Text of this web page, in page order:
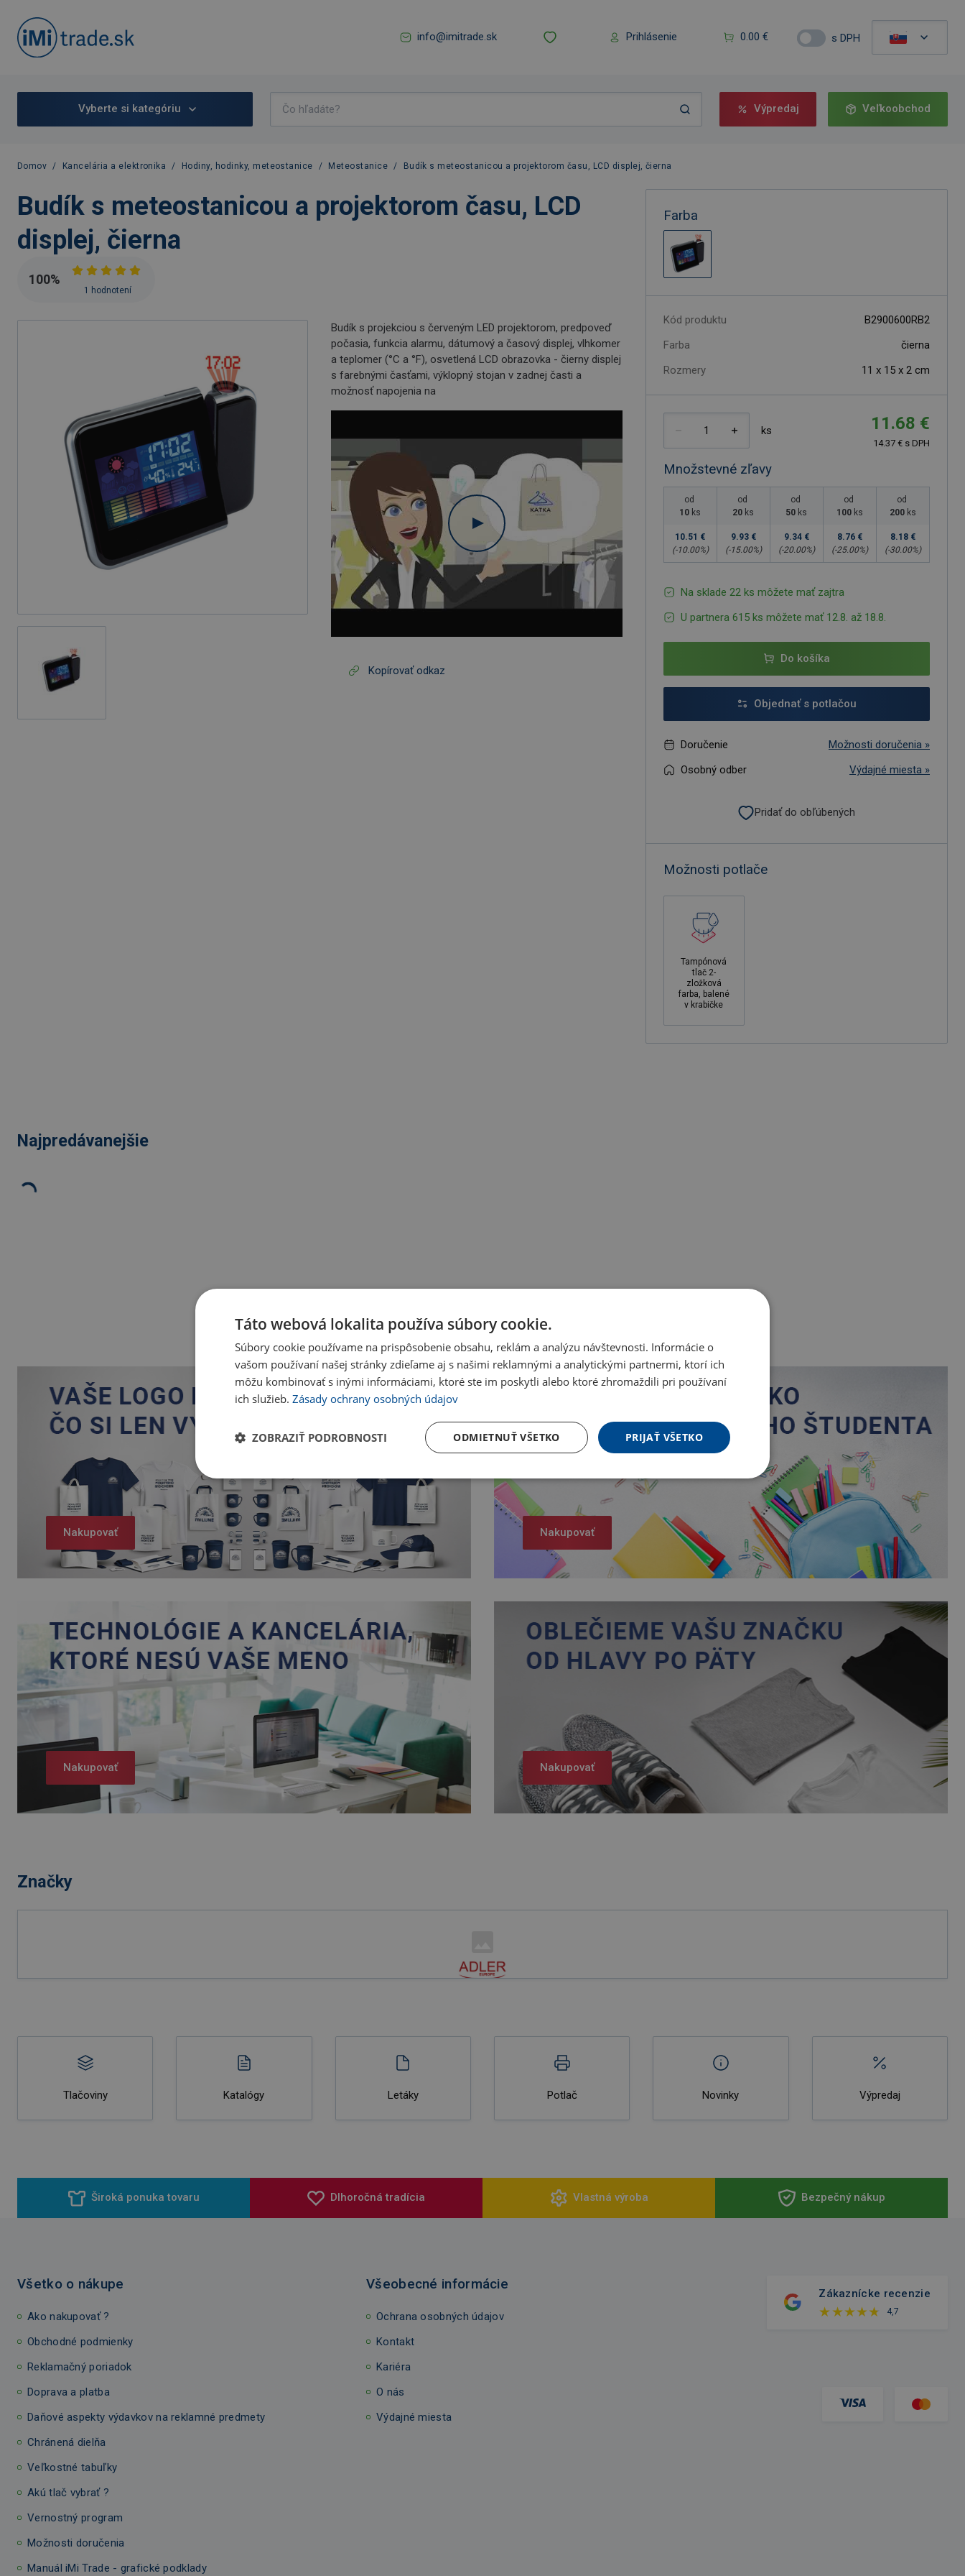
info@imitrade.sk Prihlásenie 0.00 € s DPH
Vyberte si kategóriu Výpredaj Veľkoobchod
Domov / Kancelária a elektronika / Hodiny, hodinky, meteostanice / Meteostanice / Budík s meteostanicou a projektorom času, LCD displej, čierna
Budík s meteostanicou a projektorom času, LCD
displej, čierna
100%
1 hodnotení
Budík s projekciou s červeným LED projektorom, predpoveď
počasia, funkcia alarmu, dátumový a časový displej, vlhkomer
a teplomer (°C a °F), osvetlená LCD obrazovka - čierny displej
s farebnými časťami, výklopný stojan v zadnej časti a
možnosť napojenia na
Kopírovať odkaz
Farba
Kód produktu
B2900600RB2
Farba
čierna
Rozmery
11 x 15 x 2 cm
ks 11.68 €
14.37 € s DPH
Množstevné zľavy
od
10 ks
10.51 €
(-10.00%)
od
20 ks
9.93 €
(-15.00%)
od
50 ks
9.34 €
(-20.00%)
od
100 ks
8.76 €
(-25.00%)
od
200 ks
8.18 €
(-30.00%)
Na sklade 22 ks môžete mať zajtra
U partnera 615 ks môžete mať 12.8. až 18.8.
Do košíka
Objednať s potlačou
Doručenie
Možnosti doručenia »
Osobný odber
Výdajné miesta »
Pridať do obľúbených
Možnosti potlače
Tampónová
tlač 2-
zložková
farba, balené
v krabičke
Najpredávanejšie
Nakupovať Nakupovať
Nakupovať Nakupovať
Značky
Tlačoviny Katalógy Letáky Potlač Novinky Výpredaj
Široká ponuka tovaru Dlhoročná tradícia Vlastná výroba Bezpečný nákup
Všetko o nákupe
Ako nakupovať ?
Obchodné podmienky
Reklamačný poriadok
Doprava a platba
Daňové aspekty výdavkov na reklamné predmety
Chránená dielňa
Veľkostné tabuľky
Akú tlač vybrať ?
Vernostný program
Možnosti doručenia
Manuál iMi Trade - grafické podklady
Všeobecné informácie
Ochrana osobných údajov
Kontakt
Kariéra
O nás
Výdajné miesta
Zákaznícke recenzie
4,7
Táto webová lokalita používa súbory cookie.
Súbory cookie používame na prispôsobenie obsahu, reklám a analýzu návštevnosti. Informácie o
vašom používaní našej stránky zdieľame aj s našimi reklamnými a analytickými partnermi, ktorí ich
môžu kombinovať s inými informáciami, ktoré ste im poskytli alebo ktoré zhromaždili pri používaní
ich služieb. Zásady ochrany osobných údajov
PRIJAŤ VŠETKO
ODMIETNUŤ VŠETKO
ZOBRAZIŤ PODROBNOSTI